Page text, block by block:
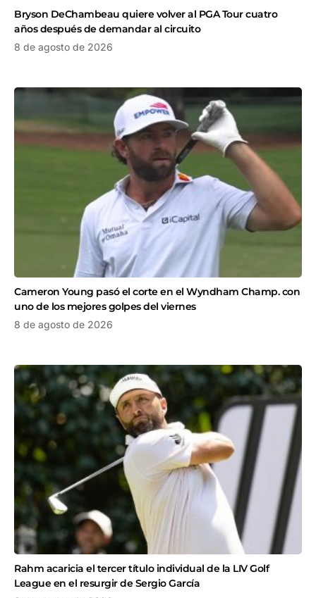
Bryson DeChambeau quiere volver al PGA Tour cuatro
años después de demandar al circuito
8 de agosto de 2026
Cameron Young pasó el corte en el Wyndham Champ. con
uno de los mejores golpes del viernes
8 de agosto de 2026
Rahm acaricia el tercer título individual de la LIV Golf
League en el resurgir de Sergio García